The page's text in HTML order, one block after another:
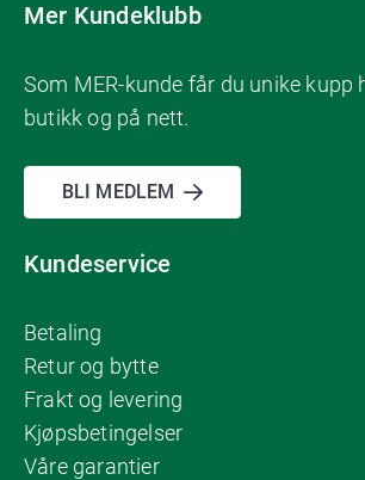
Mer Kundeklubb
Som MER-kunde får du unike kupp
butikk og på nett.
BLI MEDLEM
Kundeservice
Betaling
Retur og bytte
Frakt og levering
Kjøpsbetingelser
Våre garantier